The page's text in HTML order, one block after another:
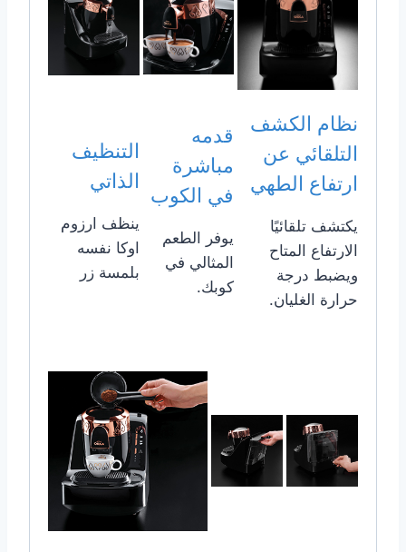
نظام الكشف
التلقائي عن
ارتفاع الطهي
يكتشف تلقائيًا
الارتفاع المتاح
ويضبط درجة
حرارة الغليان.
قدمه
مباشرة
في الكوب
يوفر الطعم
المثالي في
كوبك.
التنظيف
الذاتي
ينظف ارزوم
اوكا نفسه
بلمسة زر